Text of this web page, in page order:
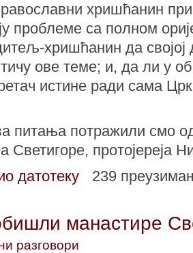
хришћанин
проблеме са полном
хришћанин да својој
ове теме; и, да ли у
истине ради сама
питања потражили смо
Светигоре, протојереја
датотеку
239
манастире
разговори